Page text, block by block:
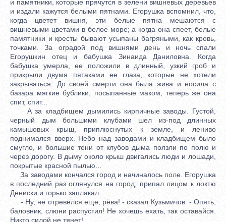
и памятники, которые прячутся в зелени вишневых деревьев
и издали кажутся белыми пятнами. Егорушка вспомнил, что,
когда цветет вишня, эти белые пятна мешаются с
вишневыми цветами в белое море; а когда она спеет, белые
памятники и кресты бывают усыпаны багряными, как кровь,
точками. За оградой под вишнями день и ночь спали
Егорушкин отец и бабушка Зинаида Даниловна. Когда
бабушка умерла, ее положили в длинный, узкий гроб и
прикрыли двумя пятаками ее глаза, которые не хотели
закрываться. До своей смерти она была жива и носила с
базара мягкие бублики, посыпанные маком, теперь же она
спит, спит...
А за кладбищем дымились кирпичные заводы. Густой,
черный дым большими клубами шел из-под длинных
камышовых крыш, приплюснутых к земле, и лениво
поднимался вверх. Небо над заводами и кладбищем было
смугло, и большие тени от клубов дыма ползли по полю и
через дорогу. В дыму около крыш двигались люди и лошади,
покрытые красной пылью...
За заводами кончался город и начиналось поле. Егорушка
в последний раз оглянулся на город, припал лицом к локтю
Дениски и горько заплакал...
- Ну, не отревелся еще, рёва! - сказал Кузьмичов. - Опять,
баловник, слюни распустил! Не хочешь ехать, так оставайся.
Никто силой не тянет!